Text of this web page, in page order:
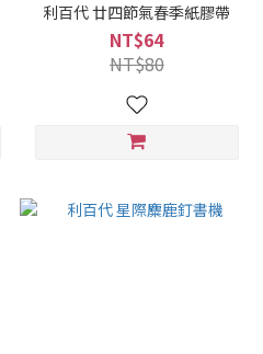
利百代 廿四節氣春季紙膠帶
NT$64
NT$80